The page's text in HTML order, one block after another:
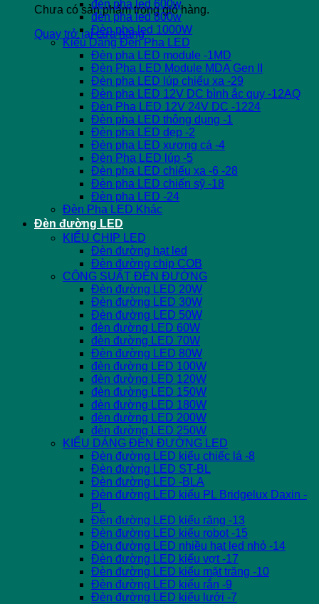
Chưa có sản phẩm trong giỏ hàng.
Quay trở lại cửa hàng
đèn pha led 600w
đèn pha led 800w
Đèn pha led 1000W
Kiểu Dáng Đèn Pha LED
Đèn pha LED module -1MD
Đèn Pha LED Module MDA Gen II
Đèn pha LED lúp chiếu xa -29
Đèn pha LED 12V DC bình ắc quy -12AQ
Đèn Pha LED 12V 24V DC -1224
Đèn pha LED thông dụng -1
Đèn pha LED dẹp -2
Đèn pha LED xương cá -4
Đèn Pha LED lúp -5
Đèn pha LED chiếu xa -6 -28
Đèn pha LED chiến sỹ -18
Đèn pha LED -24
Đèn Pha LED Khác
Đèn đường LED
KIỂU CHIP LED
Đèn đường hạt led
Đèn đường chip COB
CÔNG SUẤT ĐÈN ĐƯỜNG
Đèn đường LED 20W
Đèn đường LED 30W
Đèn đường LED 50W
đèn đường LED 60W
đèn đường LED 70W
Đèn đường LED 80W
đèn đường LED 100W
đèn đường LED 120W
đèn đường LED 150W
đèn đường LED 180W
đèn đường LED 200W
đèn đường LED 250W
KIỂU DÁNG ĐÈN ĐƯỜNG LED
Đèn đường LED kiểu chiếc lá -8
Đèn đường LED ST-BL
Đèn đường LED -BLA
Đèn đường LED kiểu PL Bridgelux Daxin -
PL
Đèn đường LED kiểu răng -13
Đèn đường LED kiểu robot -15
Đèn đường LED nhiều hạt led nhỏ -14
Đèn đường LED kiểu vợt -17
Đèn đường LED kiểu mặt trăng -10
Đèn đường LED kiểu rắn -9
Đèn đường LED kiểu lưới -7